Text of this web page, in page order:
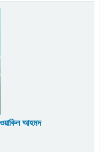
আহমদ